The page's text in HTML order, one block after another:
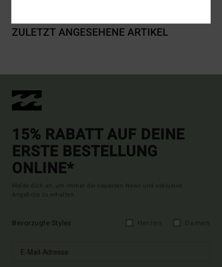
ZULETZT ANGESEHENE ARTIKEL
15% RABATT AUF DEINE
ERSTE BESTELLUNG
ONLINE*
Melde dich an, um immer die neuesten News und exklusive
Angebote zu erhalten.
Bevorzugte Styles